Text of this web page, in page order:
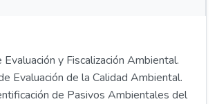
y Fiscalización Ambiental.
Evaluación de la Calidad Ambiental.
de Pasivos Ambientales del